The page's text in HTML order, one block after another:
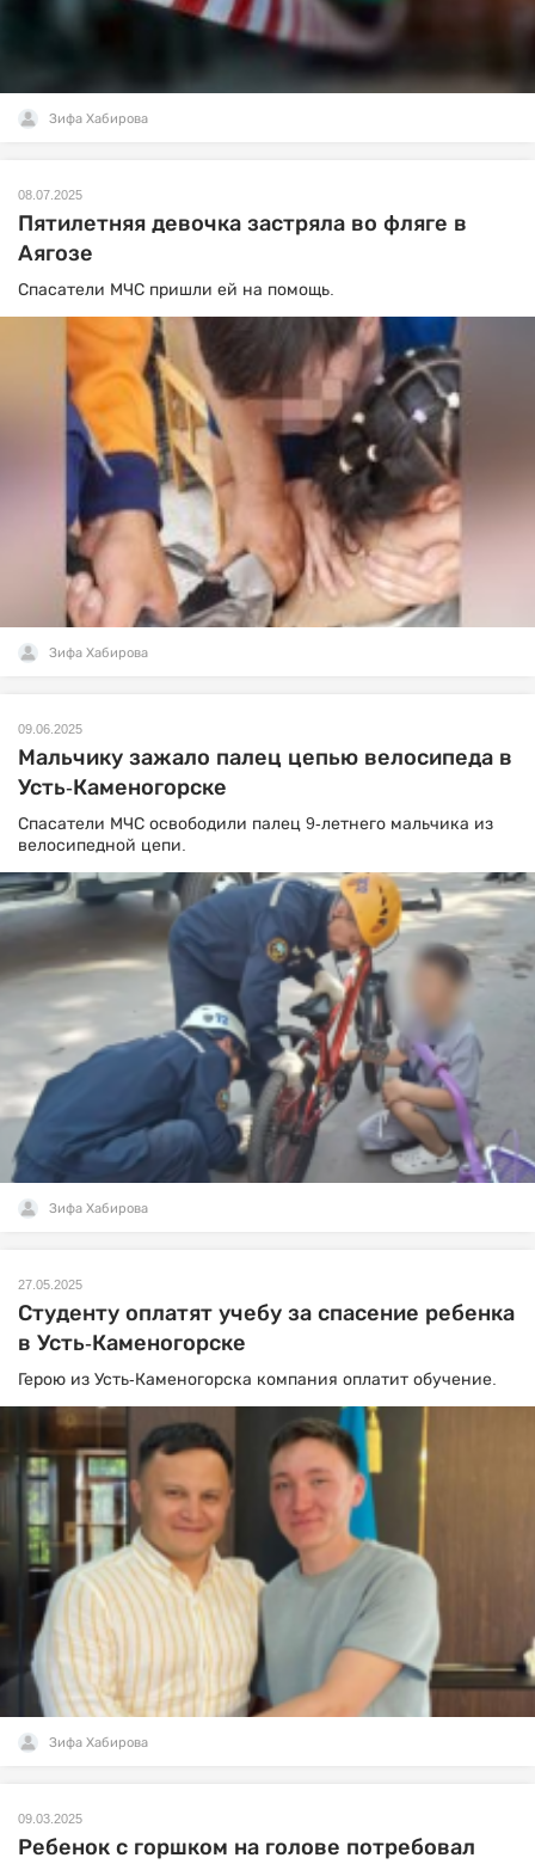
Зифа Хабирова
08.07.2025
Пятилетняя девочка застряла во фляге в
Аягозе
Спасатели МЧС пришли ей на помощь.
Зифа Хабирова
09.06.2025
Мальчику зажало палец цепью велосипеда в
Усть-Каменогорске
Спасатели МЧС освободили палец 9-летнего мальчика из
велосипедной цепи.
Зифа Хабирова
27.05.2025
Студенту оплатят учебу за спасение ребенка
в Усть-Каменогорске
Герою из Усть-Каменогорска компания оплатит обучение.
Зифа Хабирова
09.03.2025
Ребенок с горшком на голове потребовал